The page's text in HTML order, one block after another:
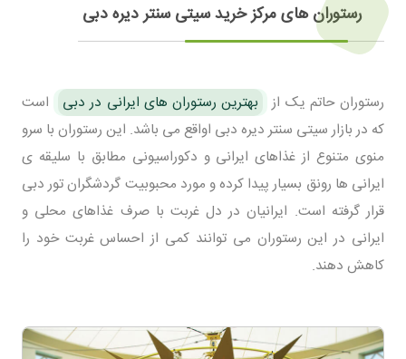
رستوران های مرکز خرید سیتی سنتر دیره دبی
رستوران حاتم یک از بهترین رستوران های ایرانی در دبی
است
که در بازار سیتی سنتر دیره دبی اواقع می باشد. این رستوران با سرو
منوی متنوع از غذاهای ایرانی و دکوراسیونی مطابق با سلیقه ی
ایرانی ها رونق بسیار پیدا کرده و مورد محبوبیت گردشگران تور دبی
قرار گرفته است. ایرانیان در دل غربت با صرف غذاهای محلی و
ایرانی در این رستوران می توانند کمی از احساس غربت خود را
کاهش دهند.